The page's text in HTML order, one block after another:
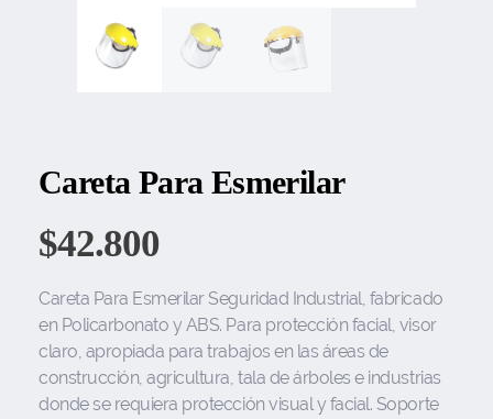
Careta Para Esmerilar
$42.800
Careta Para Esmerilar Seguridad Industrial, fabricado
en Policarbonato y ABS. Para protección facial, visor
claro, apropiada para trabajos en las áreas de
construcción, agricultura, tala de árboles e industrias
donde se requiera protección visual y facial. Soporte